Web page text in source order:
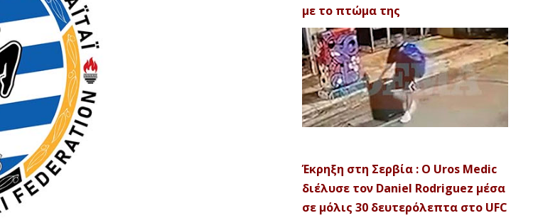
με το πτώμα της
Έκρηξη στη Σερβία : Ο Uros Medic
διέλυσε τον Daniel Rodriguez μέσα
σε μόλις 30 δευτερόλεπτα στο UFC